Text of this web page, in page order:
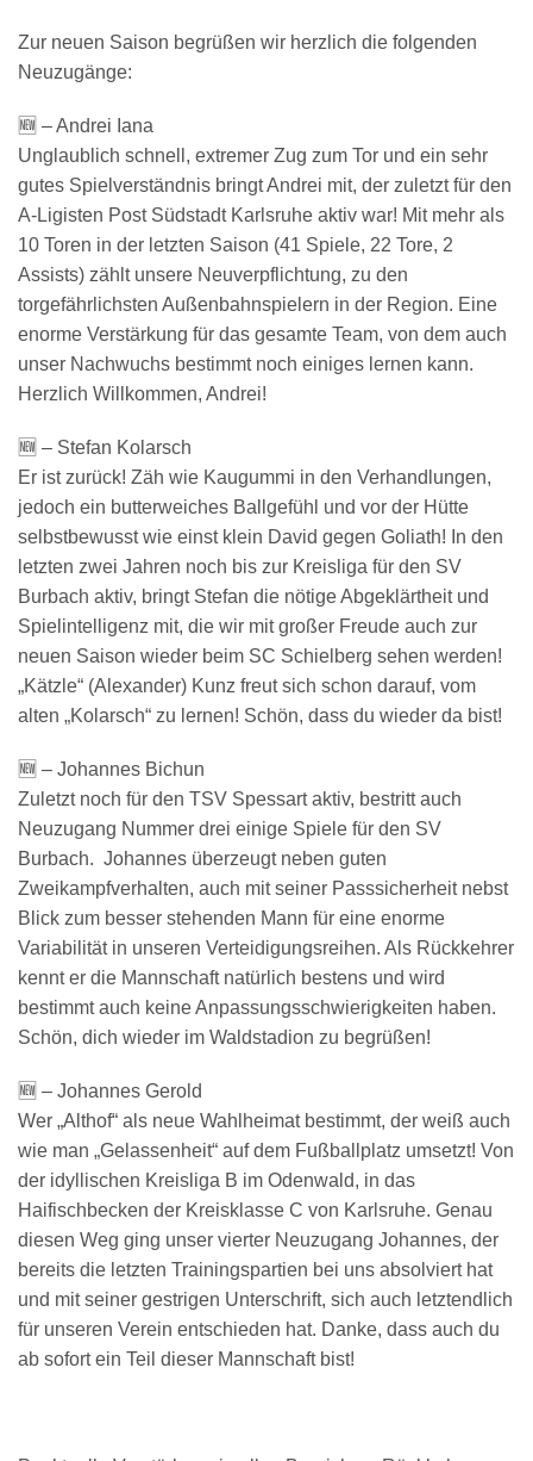
Zur neuen Saison begrüßen wir herzlich die folgenden
Neuzugänge:
🆕 – Andrei Iana
Unglaublich schnell, extremer Zug zum Tor und ein sehr
gutes Spielverständnis bringt Andrei mit, der zuletzt für den
A-Ligisten Post Südstadt Karlsruhe aktiv war! Mit mehr als
10 Toren in der letzten Saison (41 Spiele, 22 Tore, 2
Assists) zählt unsere Neuverpflichtung, zu den
torgefährlichsten Außenbahnspielern in der Region. Eine
enorme Verstärkung für das gesamte Team, von dem auch
unser Nachwuchs bestimmt noch einiges lernen kann.
Herzlich Willkommen, Andrei!
🆕 – Stefan Kolarsch
Er ist zurück! Zäh wie Kaugummi in den Verhandlungen,
jedoch ein butterweiches Ballgefühl und vor der Hütte
selbstbewusst wie einst klein David gegen Goliath! In den
letzten zwei Jahren noch bis zur Kreisliga für den SV
Burbach aktiv, bringt Stefan die nötige Abgeklärtheit und
Spielintelligenz mit, die wir mit großer Freude auch zur
neuen Saison wieder beim SC Schielberg sehen werden!
„Kätzle“ (Alexander) Kunz freut sich schon darauf, vom
alten „Kolarsch“ zu lernen! Schön, dass du wieder da bist!
🆕 – Johannes Bichun
Zuletzt noch für den TSV Spessart aktiv, bestritt auch
Neuzugang Nummer drei einige Spiele für den SV
Burbach. Johannes überzeugt neben guten
Zweikampfverhalten, auch mit seiner Passsicherheit nebst
Blick zum besser stehenden Mann für eine enorme
Variabilität in unseren Verteidigungsreihen. Als Rückkehrer
kennt er die Mannschaft natürlich bestens und wird
bestimmt auch keine Anpassungsschwierigkeiten haben.
Schön, dich wieder im Waldstadion zu begrüßen!
🆕 – Johannes Gerold
Wer „Althof“ als neue Wahlheimat bestimmt, der weiß auch
wie man „Gelassenheit“ auf dem Fußballplatz umsetzt! Von
der idyllischen Kreisliga B im Odenwald, in das
Haifischbecken der Kreisklasse C von Karlsruhe. Genau
diesen Weg ging unser vierter Neuzugang Johannes, der
bereits die letzten Trainingspartien bei uns absolviert hat
und mit seiner gestrigen Unterschrift, sich auch letztendlich
für unseren Verein entschieden hat. Danke, dass auch du
ab sofort ein Teil dieser Mannschaft bist!